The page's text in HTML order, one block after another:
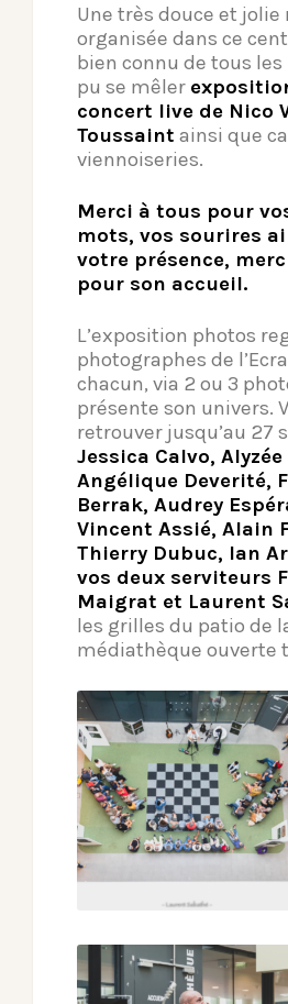
Une très douce et
organisée dans ce
bien connu de tous
pu se mêler
concert live de Nico
Toussaint ainsi que
viennoiseries.
Merci à tous pour
mots, vos sourires
votre présence,
pour son accueil.
L’exposition photos
photographes de
chacun, via 2 ou 3
présente son univers.
retrouver jusqu’au 27
Jessica Calvo,
Angélique Deverité,
Berrak, Audrey
Vincent Assié, Alain
Thierry Dubuc, Ian
vos deux serviteurs
Maigrat et Laurent
les grilles du patio de
médiathèque ouverte